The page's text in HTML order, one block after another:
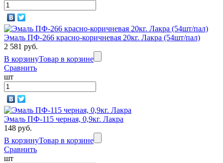
Эмаль ПФ-266 красно-коричневая 20кг. Лакра (54шт/пал)
2 581 руб.
В корзинуТовар в корзине
Сравнить
шт
Эмаль ПФ-115 черная, 0,9кг. Лакра
148 руб.
В корзинуТовар в корзине
Сравнить
шт